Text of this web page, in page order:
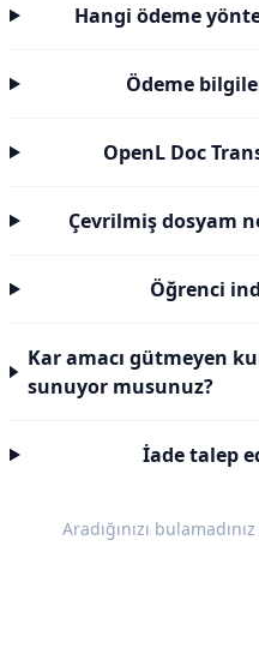
Hangi ödeme
Ödeme
OpenL Doc
Çevrilmiş dosyam
Öğrenci
Kar amacı gütmeyen
sunuyor musunuz?
İade talep
Aradığınızı